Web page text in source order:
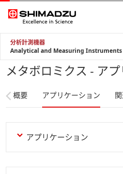
分析計測機器
Analytical and Measuring Instruments
メタボロミクス - ア
概要 アプリケーション
アプリケーション